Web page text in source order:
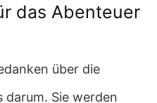
das Abenteuer
über die
darum. Sie werden